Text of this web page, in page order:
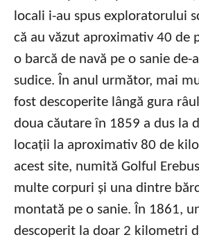
locali i-au spus exploratorului
că au văzut aproximativ 40 de
o barcă de navă pe o sanie de-
sudice. În anul următor, mai
fost descoperite lângă gura
doua căutare în 1859 a dus la
locații la aproximativ 80 de
acest site, numită Golful
multe corpuri și una dintre
montată pe o sanie. În 1861,
descoperit la doar 2 kilometri